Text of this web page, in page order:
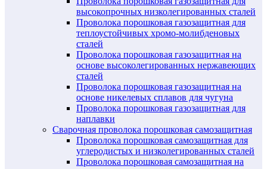
высокопрочных низколегированных сталей
Проволока порошковая газозащитная для
теплоустойчивых хромо-молибденовых
сталей
Проволока порошковая газозащитная на
основе высоколегированных нержавеющих
сталей
Проволока порошковая газозащитная на
основе никелевых сплавов для чугуна
Проволока порошковая газозащитная для
наплавки
Сварочная проволока порошковая самозащитная
Проволока порошковая самозащитная для
углеродистых и низколегированных сталей
Проволока порошковая самозащитная на